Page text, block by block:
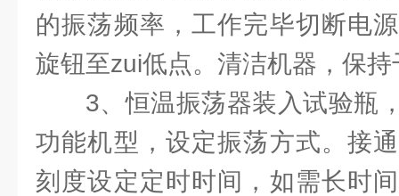
的振荡频率，工作完毕切断电
旋钮至zui低点。清洁机器，保持
3、恒温振荡器装入试验瓶
功能机型，设定振荡方式。接
刻度设定定时时间，如需长时